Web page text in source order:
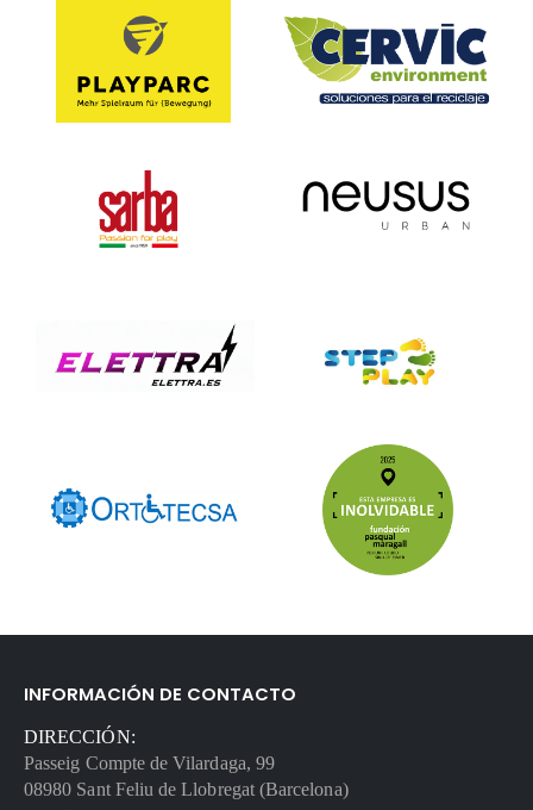
INFORMACIÓN DE CONTACTO
DIRECCIÓN:
Passeig Compte de Vilardaga, 99
08980 Sant Feliu de Llobregat (Barcelona)